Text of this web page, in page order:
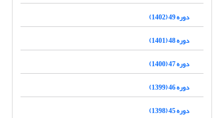
دوره 49 (1402)
دوره 48 (1401)
دوره 47 (1400)
دوره 46 (1399)
دوره 45 (1398)